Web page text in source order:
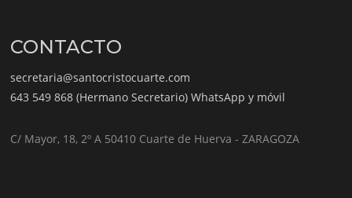
CONTACTO
secretaria@santocristocuarte.com
643 549 868 (Hermano Secretario) WhatsApp y móvil
C/ Mayor, 18, 2º A 50410 Cuarte de Huerva - ZARAGOZA